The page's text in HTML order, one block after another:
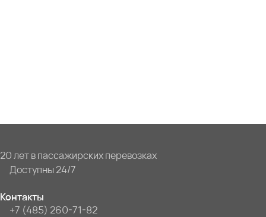
20 лет в пассажирских перевозках
Доступны 24/7
Контакты
+7 (485) 260-71-82